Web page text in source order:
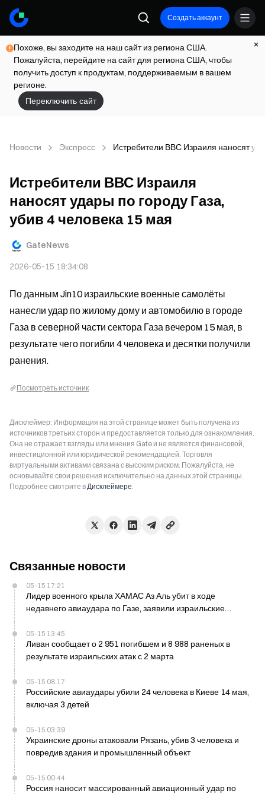
Создать аккаунт
Похоже, вы заходите на наш сайт из региона США.
Пожалуйста, перейдите на сайт для региона США, чтобы
получить доступ к продуктам, поддерживаемым в вашем
регионе.
Переключить сайт
Новости Экспресс Истребители ВВС Израиля наносят
Истребители ВВС Израиля
наносят удары по городу Газа,
убив 4 человека 15 мая
GateNews
2026-05-15 18:34:08
По данным Jin10 израильские военные самолёты
нанесли удар по жилому дому и автомобилю в городе
Газа в северной части сектора Газа вечером 15 мая, в
результате чего погибли 4 человека и десятки получили
ранения.
Посмотреть источник
Дисклеймер: Информация на этой странице может быть получена из
источников третьих сторон и предоставляется только для ознакомления.
Она не отражает взгляды или мнения Gate и не является финансовой,
инвестиционной или юридической рекомендацией. Торговля
виртуальными активами связана с высоким риском. Пожалуйста, не
основывайте свои решения исключительно на данных этой страницы.
Подробнее смотрите вДисклеймере.
Связанные новости
05-15 17:21
Лидер военного крыла ХАМАС Аз Аль убит в ходе
недавнего авиаудара по Газе, заявили израильские
05-15 13:45
Ливан сообщает о 2 951 погибшем и 8 988 раненых в
результате израильских атак с 2 марта
05-15 08:17
Российские авиаудары убили 24 человека в Киеве 14 мая,
включая 3 детей
05-15 03:39
Украинские дроны атаковали Рязань, убив 3 человека и
повредив здания и промышленный объект
05-15 00:44
Россия наносит массированный авиационный удар по